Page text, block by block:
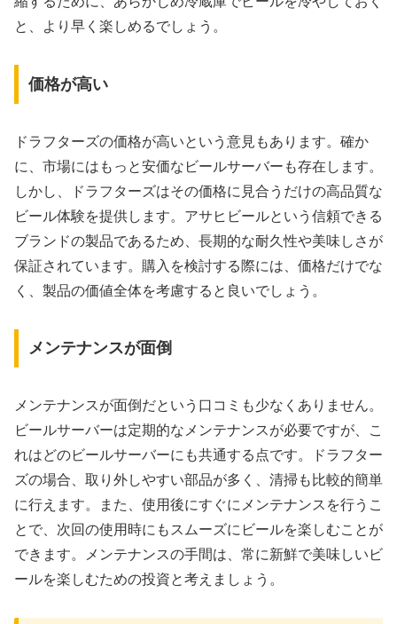
と、より早く楽しめるでしょう。
価格が高い
ドラフターズの価格が高いという意見もあります。確か
に、市場にはもっと安価なビールサーバーも存在します。
しかし、ドラフターズはその価格に見合うだけの高品質な
ビール体験を提供します。アサヒビールという信頼できる
ブランドの製品であるため、長期的な耐久性や美味しさが
保証されています。購入を検討する際には、価格だけでな
く、製品の価値全体を考慮すると良いでしょう。
メンテナンスが面倒
メンテナンスが面倒だという口コミも少なくありません。
ビールサーバーは定期的なメンテナンスが必要ですが、こ
れはどのビールサーバーにも共通する点です。ドラフター
ズの場合、取り外しやすい部品が多く、清掃も比較的簡単
に行えます。また、使用後にすぐにメンテナンスを行うこ
とで、次回の使用時にもスムーズにビールを楽しむことが
できます。メンテナンスの手間は、常に新鮮で美味しいビ
ールを楽しむための投資と考えましょう。